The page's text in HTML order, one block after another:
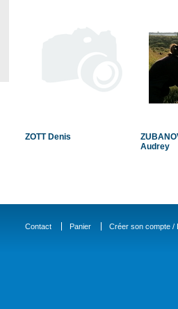
ZOTT Denis
Audrey
Contact Panier Créer son compte /